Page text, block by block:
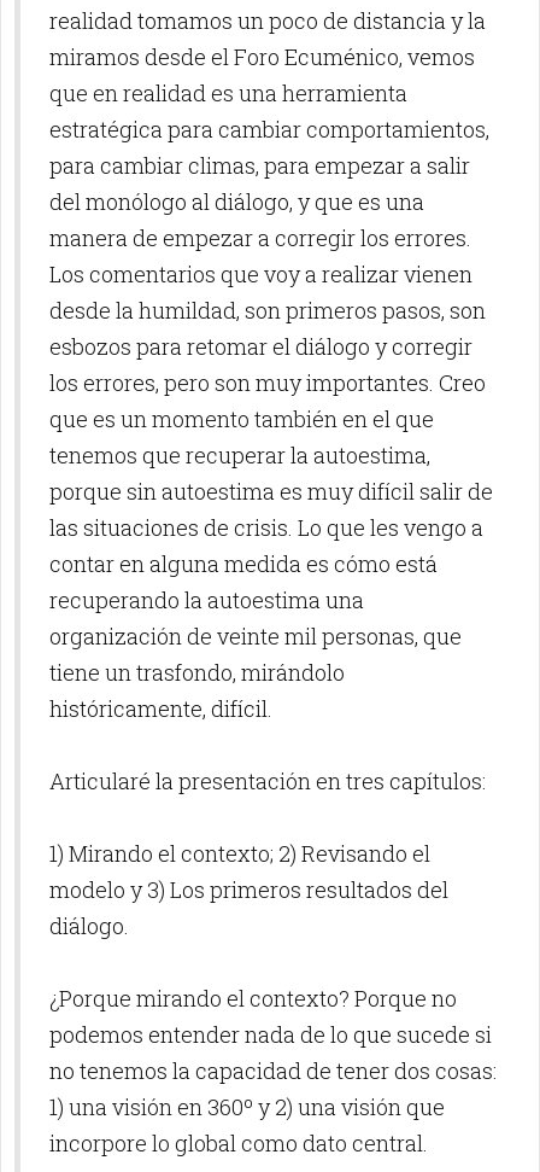
realidad tomamos un poco de distancia y la
miramos desde el Foro Ecuménico, vemos
que en realidad es una herramienta
estratégica para cambiar comportamientos,
para cambiar climas, para empezar a salir
del monólogo al diálogo, y que es una
manera de empezar a corregir los errores.
Los comentarios que voy a realizar vienen
desde la humildad, son primeros pasos, son
esbozos para retomar el diálogo y corregir
los errores, pero son muy importantes. Creo
que es un momento también en el que
tenemos que recuperar la autoestima,
porque sin autoestima es muy difícil salir de
las situaciones de crisis. Lo que les vengo a
contar en alguna medida es cómo está
recuperando la autoestima una
organización de veinte mil personas, que
tiene un trasfondo, mirándolo
históricamente, difícil.
Articularé la presentación en tres capítulos:
1) Mirando el contexto; 2) Revisando el
modelo y 3) Los primeros resultados del
diálogo.
¿Porque mirando el contexto? Porque no
podemos entender nada de lo que sucede si
no tenemos la capacidad de tener dos cosas:
1) una visión en 360º y 2) una visión que
incorpore lo global como dato central.